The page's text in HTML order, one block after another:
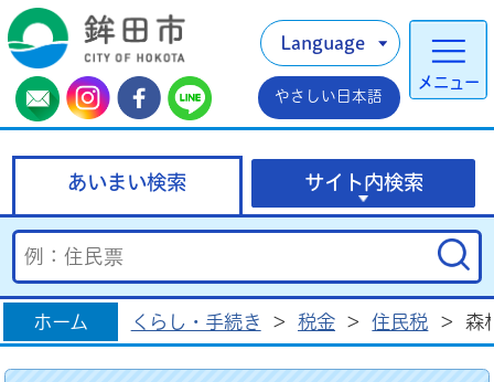
メニュー
Language
やさしい日本語
あいまい検索 サイト内検索
ホーム くらし・手続き > 税金 > 住民税 > 森